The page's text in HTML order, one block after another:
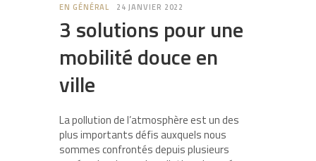
EN GÉNÉRAL 24 JANVIER 2022
3 solutions pour une
mobilité douce en
ville
La pollution de l’atmosphère est un des
plus importants défis auxquels nous
sommes confrontés depuis plusieurs